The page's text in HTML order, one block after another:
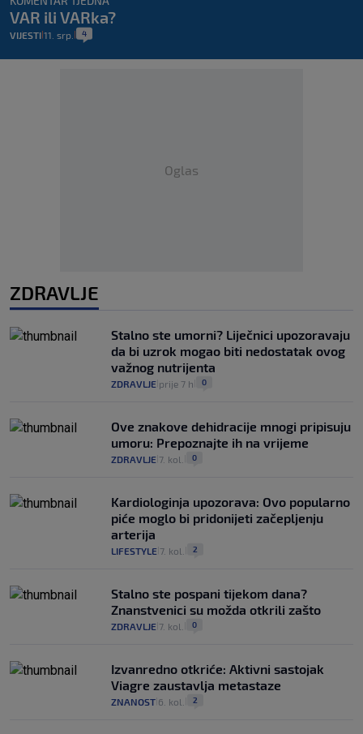
VAR ili VARka?
VIJESTI 11. srp. 4
Oglas
ZDRAVLJE
Stalno ste umorni? Liječnici upozoravaju
da bi uzrok mogao biti nedostatak ovog
važnog nutrijenta
ZDRAVLJE prije 7 h 0
Ove znakove dehidracije mnogi pripisuju
umoru: Prepoznajte ih na vrijeme
ZDRAVLJE 7. kol. 0
Kardiologinja upozorava: Ovo popularno
piće moglo bi pridonijeti začepljenju
arterija
LIFESTYLE 7. kol. 2
Stalno ste pospani tijekom dana?
Znanstvenici su možda otkrili zašto
ZDRAVLJE 7. kol. 0
Izvanredno otkriće: Aktivni sastojak
Viagre zaustavlja metastaze
ZNANOST 6. kol. 2